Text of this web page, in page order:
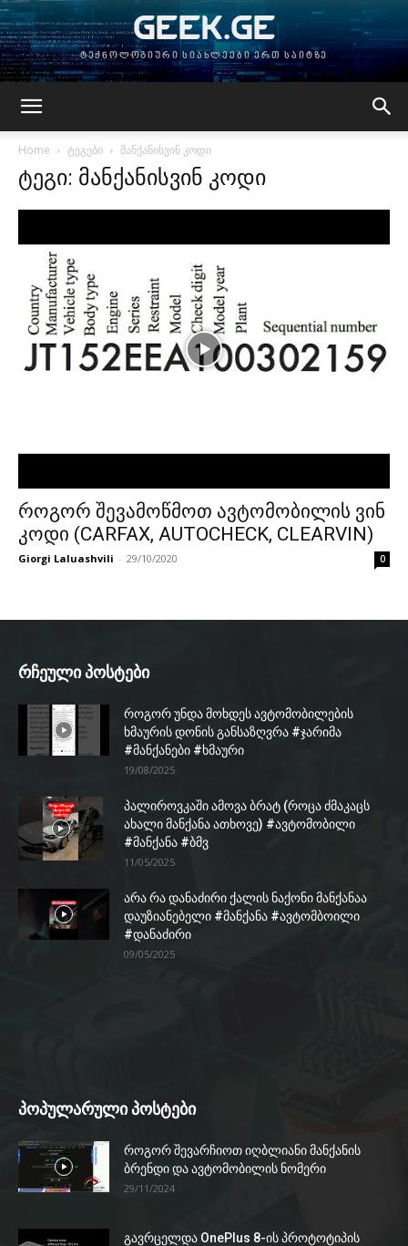
GEEK.GE
ტექნოლოგიური სიახლეები ერთ საიტზე
Home ტეგები მანქანისვინ კოდი
ტეგი: მანქანისვინ კოდი
როგორ შევამოწმოთ ავტომობილის ვინ
კოდი (CARFAX, AUTOCHECK, CLEARVIN)
Giorgi Laluashvili - 29/10/2020 0
რჩეული პოსტები
როგორ უნდა მოხდეს ავტომობილების
ხმაურის დონის განსაზღვრა #ჯარიმა
#მანქანები #ხმაური
19/08/2025
პალიროვკაში ამოვა ბრატ (როცა ძმაკაცს
ახალი მანქანა ათხოვე) #ავტომობილი
#მანქანა #ბმვ
11/05/2025
არა რა დანაძირი ქალის ნაქონი მანქანაა
დაუზიანებელი #მანქანა #ავტომბოილი
#დანაძირი
09/05/2025
პოპულარული პოსტები
როგორ შევარჩიოთ იღბლიანი მანქანის
ბრენდი და ავტომობილის ნომერი
29/11/2024
გავრცელდა OnePlus 8-ის პროტოტიპის